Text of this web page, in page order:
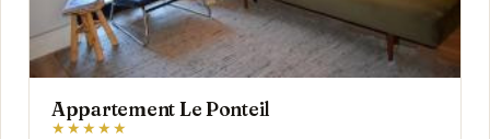
Appartement Le Ponteil
★★★★★